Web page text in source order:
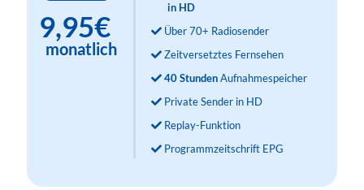
9,95€
monatlich
in HD
Über 70+ Radiosender
Zeitversetztes Fernsehen
40 StundenAufnahmespeicher
Private Sender in HD
Replay-Funktion
Programmzeitschrift EPG